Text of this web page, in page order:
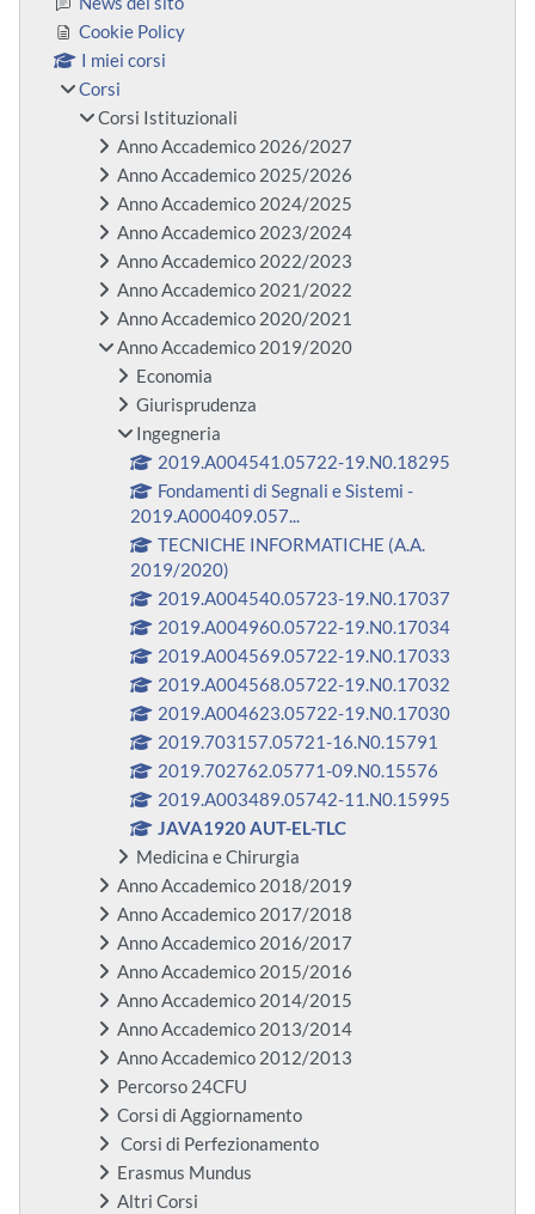
Cookie Policy
I miei corsi
Corsi
Corsi Istituzionali
Anno Accademico 2026/2027
Anno Accademico 2025/2026
Anno Accademico 2024/2025
Anno Accademico 2023/2024
Anno Accademico 2022/2023
Anno Accademico 2021/2022
Anno Accademico 2020/2021
Anno Accademico 2019/2020
Economia
Giurisprudenza
Ingegneria
2019.A004541.05722-19.N0.18295
Fondamenti di Segnali e Sistemi -
2019.A000409.057...
TECNICHE INFORMATICHE (A.A.
2019/2020)
2019.A004540.05723-19.N0.17037
2019.A004960.05722-19.N0.17034
2019.A004569.05722-19.N0.17033
2019.A004568.05722-19.N0.17032
2019.A004623.05722-19.N0.17030
2019.703157.05721-16.N0.15791
2019.702762.05771-09.N0.15576
2019.A003489.05742-11.N0.15995
JAVA1920 AUT-EL-TLC
Medicina e Chirurgia
Anno Accademico 2018/2019
Anno Accademico 2017/2018
Anno Accademico 2016/2017
Anno Accademico 2015/2016
Anno Accademico 2014/2015
Anno Accademico 2013/2014
Anno Accademico 2012/2013
Percorso 24CFU
Corsi di Aggiornamento
Corsi di Perfezionamento
Erasmus Mundus
Altri Corsi